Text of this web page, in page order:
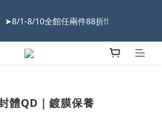
看鍍膜攻略✔ )
➤8/1-8/10全館任兩件88折!!
００% 成功的秘訣，全靠這組😎　 ( 查
看鍍膜攻略✔ )
體QD｜鍍膜保養